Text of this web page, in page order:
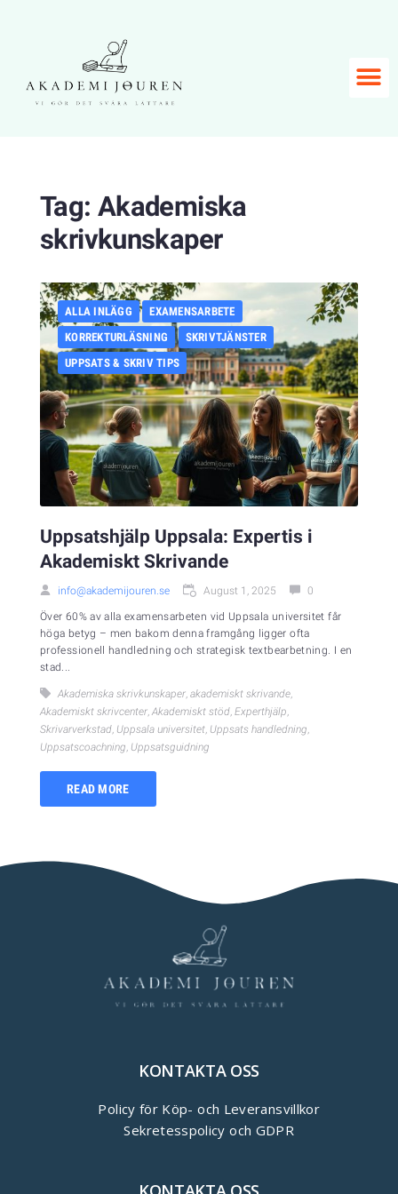
Tag: Akademiska
skrivkunskaper
ALLA INLÄGG
EXAMENSARBETE
KORREKTURLÄSNING
SKRIVTJÄNSTER
UPPSATS & SKRIV TIPS
Uppsatshjälp Uppsala: Expertis i
Akademiskt Skrivande
info@akademijouren.se August 1, 2025 0
Över 60% av alla examensarbeten vid Uppsala universitet får
höga betyg – men bakom denna framgång ligger ofta
professionell handledning och strategisk textbearbetning. I en
stad...
Akademiska skrivkunskaper, akademiskt skrivande,
Akademiskt skrivcenter, Akademiskt stöd, Experthjälp,
Skrivarverkstad, Uppsala universitet, Uppsats handledning,
Uppsatscoachning, Uppsatsguidning
READ MORE
KONTAKTA OSS
Policy för Köp- och Leveransvillkor
Sekretesspolicy och GDPR